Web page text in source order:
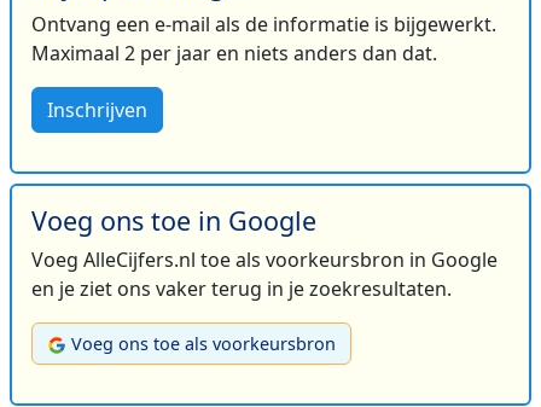
Ontvang een e-mail als de informatie is bijgewerkt.
Maximaal 2 per jaar en niets anders dan dat.
Inschrijven
Voeg ons toe in Google
Voeg AlleCijfers.nl toe als voorkeursbron in Google
en je ziet ons vaker terug in je zoekresultaten.
Voeg ons toe als voorkeursbron